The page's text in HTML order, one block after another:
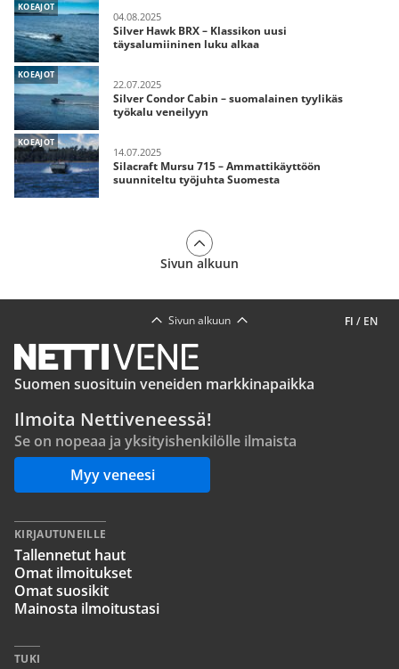
KOEAJOT
04.08.2025
Silver Hawk BRX – Klassikon uusi
täysalumiininen luku alkaa
KOEAJOT
22.07.2025
Silver Condor Cabin – suomalainen tyylikäs
työkalu veneilyyn
KOEAJOT
14.07.2025
Silacraft Mursu 715 – Ammattikäyttöön
suunniteltu työjuhta Suomesta
Sivun alkuun
FI / EN
Sivun alkuun
Suomen suosituin veneiden markkinapaikka
Ilmoita Nettiveneessä!
Se on nopeaa ja yksityishenkilölle ilmaista
Myy veneesi
KIRJAUTUNEILLE
Tallennetut haut
Omat ilmoitukset
Omat suosikit
Mainosta ilmoitustasi
TUKI